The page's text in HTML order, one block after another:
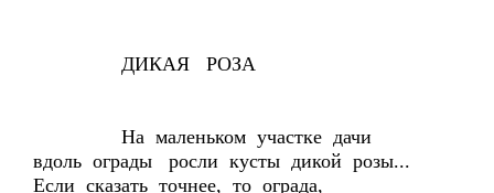
ДИКАЯ РОЗА
На маленьком участке дачи
вдоль ограды росли кусты дикой розы...
Если сказать точнее, то ограда,